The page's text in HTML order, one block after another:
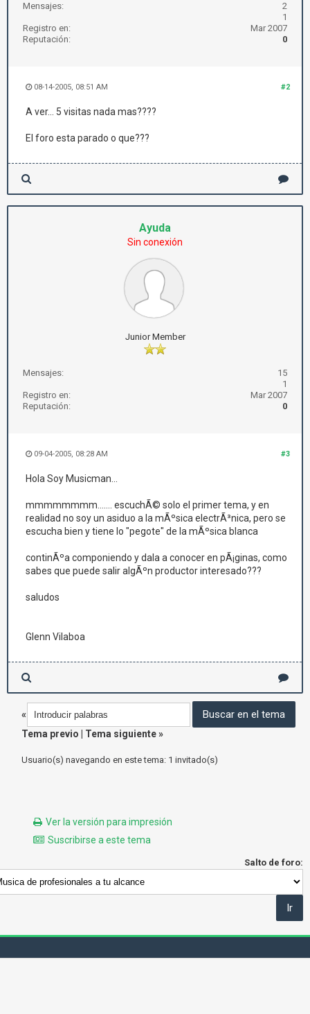
Mensajes:
2
1
Registro en:
Mar 2007
Reputación:
0
#2
08-14-2005, 08:51 AM
A ver... 5 visitas nada mas????
El foro esta parado o que???
Ayuda
Sin conexión
Junior Member
Mensajes:
15
1
Registro en:
Mar 2007
Reputación:
0
#3
09-04-2005, 08:28 AM
Hola Soy Musicman...
mmmmmmmm....... escuchÃ© solo el primer tema, y en
realidad no soy un asiduo a la mÃºsica electrÃ³nica, pero se
escucha bien y tiene lo "pegote" de la mÃºsica blanca
continÃºa componiendo y dala a conocer en pÃ¡ginas, como
sabes que puede salir algÃºn productor interesado???
saludos
Glenn Vilaboa
«
Tema previo
Tema siguiente»
Usuario(s) navegando en este tema: 1 invitado(s)
Ver la versión para impresión
Suscribirse a este tema
Salto de foro: